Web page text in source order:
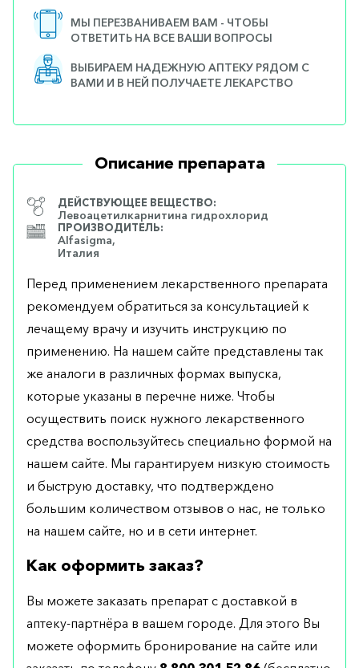
МЫ ПЕРЕЗВАНИВАЕМ ВАМ - ЧТОБЫ
ОТВЕТИТЬ НА ВСЕ ВАШИ ВОПРОСЫ
ВЫБИРАЕМ НАДЕЖНУЮ АПТЕКУ РЯДОМ С
ВАМИ И В НЕЙ ПОЛУЧАЕТЕ ЛЕКАРСТВО
Описание препарата
ДЕЙСТВУЮЩЕЕ ВЕЩЕСТВО:
Левоацетилкарнитина гидрохлорид
ПРОИЗВОДИТЕЛЬ:
Alfasigma,
Италия
Перед применением лекарственного препарата
рекомендуем обратиться за консультацией к
лечащему врачу и изучить инструкцию по
применению. На нашем сайте представлены так
же аналоги в различных формах выпуска,
которые указаны в перечне ниже. Чтобы
осуществить поиск нужного лекарственного
средства воспользуйтесь специально формой на
нашем сайте. Мы гарантируем низкую стоимость
и быструю доставку, что подтверждено
большим количеством отзывов о нас, не только
на нашем сайте, но и в сети интернет.
Как оформить заказ?
Вы можете заказать препарат с доставкой в
аптеку-партнёра в вашем городе. Для этого Вы
можете оформить бронирование на сайте или